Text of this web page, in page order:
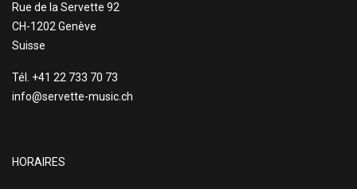
Rue de la Servette 92
CH-1202 Genève
Suisse
Tél. +41 22 733 70 73
info@servette-music.ch
HORAIRES